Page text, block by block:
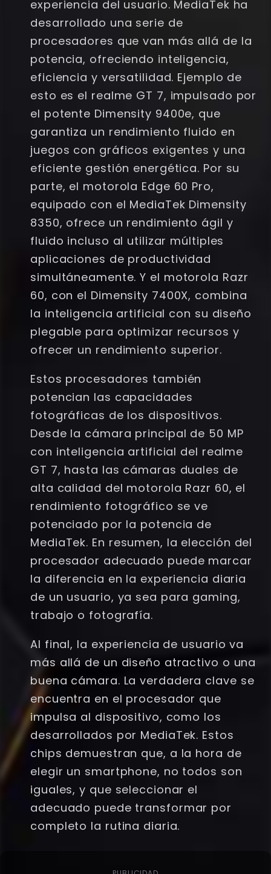
experiencia del usuario. MediaTek ha
desarrollado una serie de
procesadores que van más allá de la
potencia, ofreciendo inteligencia,
eficiencia y versatilidad. Ejemplo de
esto es el realme GT 7, impulsado por
el potente Dimensity 9400e, que
garantiza un rendimiento fluido en
juegos con gráficos exigentes y una
eficiente gestión energética. Por su
parte, el motorola Edge 60 Pro,
equipado con el MediaTek Dimensity
8350, ofrece un rendimiento ágil y
fluido incluso al utilizar múltiples
aplicaciones de productividad
simultáneamente. Y el motorola Razr
60, con el Dimensity 7400X, combina
la inteligencia artificial con su diseño
plegable para optimizar recursos y
ofrecer un rendimiento superior.
Estos procesadores también
potencian las capacidades
fotográficas de los dispositivos.
Desde la cámara principal de 50 MP
con inteligencia artificial del realme
GT 7, hasta las cámaras duales de
alta calidad del motorola Razr 60, el
rendimiento fotográfico se ve
potenciado por la potencia de
MediaTek. En resumen, la elección del
procesador adecuado puede marcar
la diferencia en la experiencia diaria
de un usuario, ya sea para gaming,
trabajo o fotografía.
Al final, la experiencia de usuario va
más allá de un diseño atractivo o una
buena cámara. La verdadera clave se
encuentra en el procesador que
impulsa al dispositivo, como los
desarrollados por MediaTek. Estos
chips demuestran que, a la hora de
elegir un smartphone, no todos son
iguales, y que seleccionar el
adecuado puede transformar por
completo la rutina diaria.